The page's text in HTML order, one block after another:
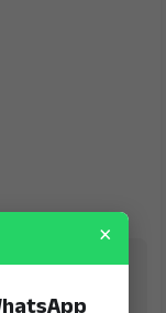
Platform
×